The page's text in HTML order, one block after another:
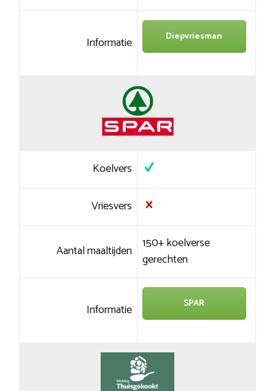
Informatie Diepvriesman
Koelvers
Vriesvers
Aantal maaltijden 150+ koelverse
gerechten
Informatie SPAR